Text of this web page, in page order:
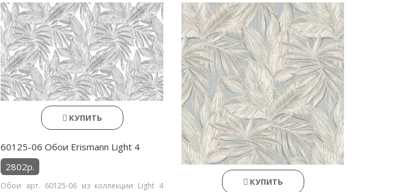
КУПИТЬ
60125-06 Обои Erismann Light 4
2802р.
Обои арт. 60125-06 из коллекции Light 4
КУПИТЬ